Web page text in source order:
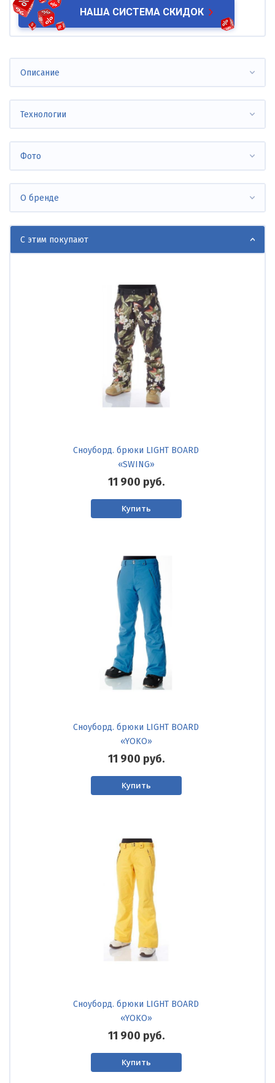
НАША СИСТЕМА СКИДОК
Описание
Технологии
Фото
О бренде
С этим покупают
Сноуборд. брюки LIGHT BOARD
«SWING»
11 900 руб.
Купить
Сноуборд. брюки LIGHT BOARD
«YOKO»
11 900 руб.
Купить
Сноуборд. брюки LIGHT BOARD
«YOKO»
11 900 руб.
Купить